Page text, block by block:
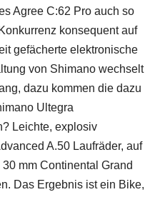
Agree C:62 Pro auch so
konsequent auf
gefächerte elektronische
von Shimano wechselt
dazu kommen die dazu
Ultegra
Leichte, explosiv
A.50 Laufräder, auf
mm Continental Grand
Das Ergebnis ist ein Bike,